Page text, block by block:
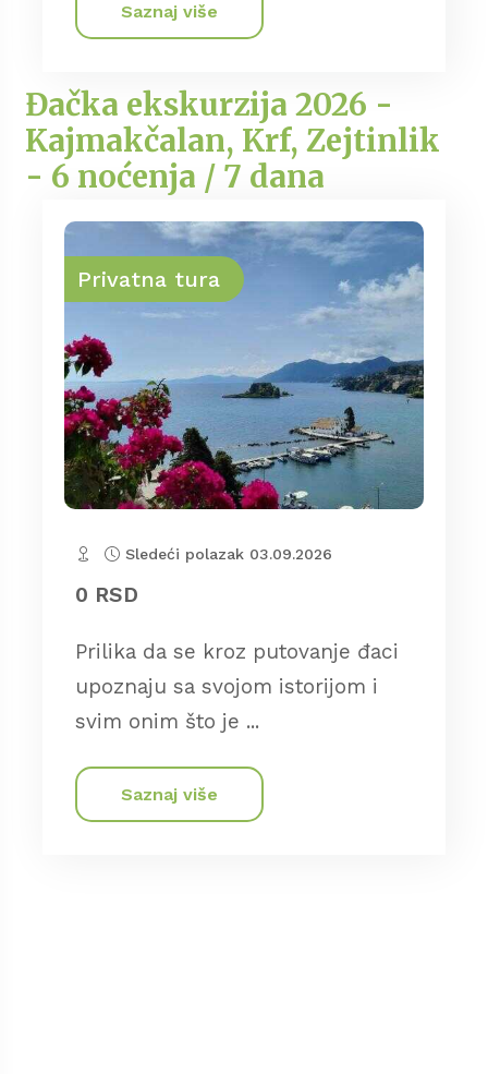
Saznaj više
Đačka ekskurzija 2026 -
Kajmakčalan, Krf, Zejtinlik
- 6 noćenja / 7 dana
Privatna tura
Sledeći polazak 03.09.2026
0 RSD
Prilika da se kroz putovanje đaci
upoznaju sa svojom istorijom i
svim onim što je ...
Saznaj više